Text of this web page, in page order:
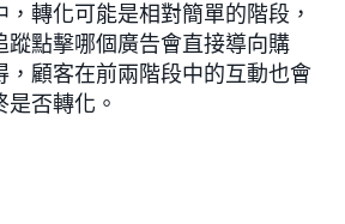
轉化可能是相對簡單的階段，
蹤點擊哪個廣告會直接導向購
，顧客在前兩階段中的互動也會
否轉化。